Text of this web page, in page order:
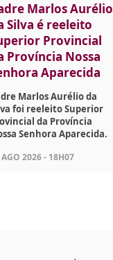
Marlos Aurélio
Silva é reeleito
Provincial
Província Nossa
Aparecida
Marlos Aurélio da
foi reeleito Superior
da Província
Senhora Aparecida.
2026 - 18H07